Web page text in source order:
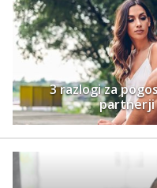
3 razlogi za
partnerji